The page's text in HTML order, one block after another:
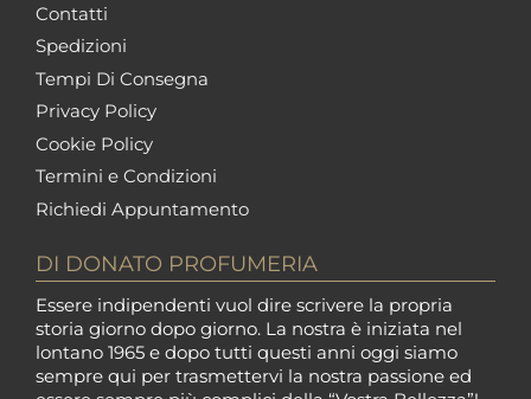
Contatti
Spedizioni
Tempi Di Consegna
Privacy Policy
Cookie Policy
Termini e Condizioni
Richiedi Appuntamento
DI DONATO PROFUMERIA
Essere indipendenti vuol dire scrivere la propria
storia giorno dopo giorno. La nostra è iniziata nel
lontano 1965 e dopo tutti questi anni oggi siamo
sempre qui per trasmettervi la nostra passione ed